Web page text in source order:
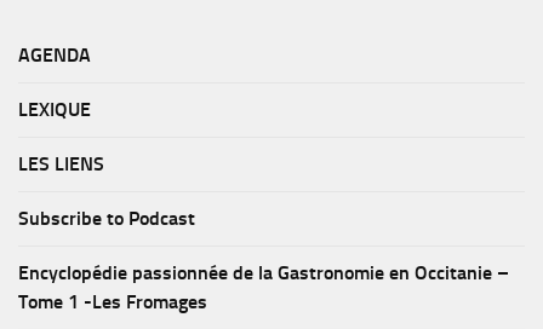
AGENDA
LEXIQUE
LES LIENS
Subscribe to Podcast
Encyclopédie passionnée de la Gastronomie en Occitanie –
Tome 1 -Les Fromages